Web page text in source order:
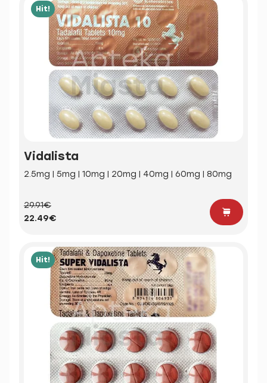
Hit!
Vidalista
2.5mg | 5mg | 10mg | 20mg | 40mg | 60mg | 80mg
29.91€
22.49€
Hit!